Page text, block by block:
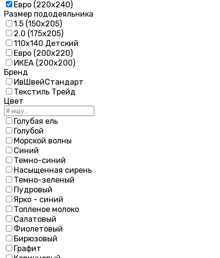
Евро (220х240)
Размер пододеяльника
1.5 (150х205)
2.0 (175х205)
110х140 Детский
Евро (200х220)
ИКЕА (200х200)
Бренд
ИвШвейСтандарт
Текстиль Трейд
Цвет
Голубая ель
Голубой
Морской волны
Синий
Темно-синий
Насыщенная сирень
Темно-зеленый
Пудровый
Ярко - синий
Топленое молоко
Салатовый
Фиолетовый
Бирюзовый
Графит